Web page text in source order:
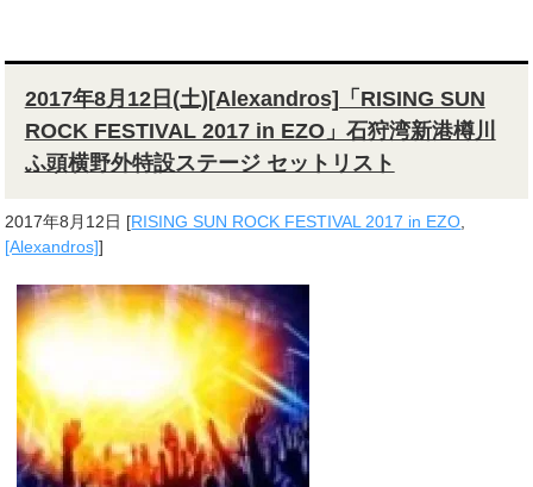
2017年8月12日(土)[Alexandros]「RISING SUN
ROCK FESTIVAL 2017 in EZO」石狩湾新港樽川
ふ頭横野外特設ステージ セットリスト
2017年8月12日 [RISING SUN ROCK FESTIVAL 2017 in EZO,
[Alexandros]]